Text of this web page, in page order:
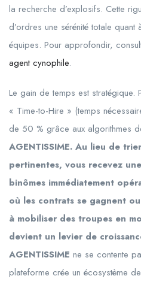
la recherche d’explosifs. Cette
d’ordres une sérénité totale
équipes. Pour approfondir,
agent cynophile.
Le gain de temps est stratégique.
« Time-to-Hire » (temps
de 50 % grâce aux algorithmes
AGENTISSIME. Au lieu de
pertinentes, vous recevez
binômes immédiatement
où les contrats se gagnent
à mobiliser des troupes en
devient un levier de
AGENTISSIME ne se contente
plateforme crée un écosystème